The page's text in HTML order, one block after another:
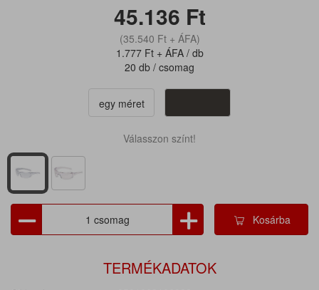
45.136 Ft
(35.540 Ft+ ÁFA)
1.777 Ft+ ÁFA / db
20 db / csomag
egy méret
Válasszon színt!
Kosárba
TERMÉKADATOK